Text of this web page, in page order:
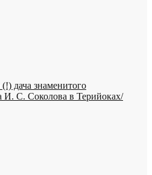
дача знаменитого
И. С. Соколова в Терийоках/